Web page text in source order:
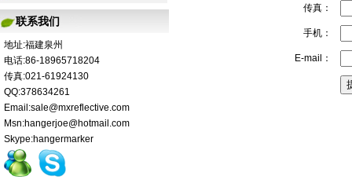
联系我们
地址:福建泉州
电话:86-18965718204
传真:021-61924130
QQ:378634261
Email:sale@mxreflective.com
Msn:hangerjoe@hotmail.com
Skype:hangermarker
传真：
手机：
E-mail：